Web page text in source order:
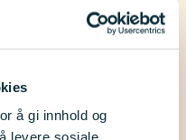
å gi innhold og
levere sosiale